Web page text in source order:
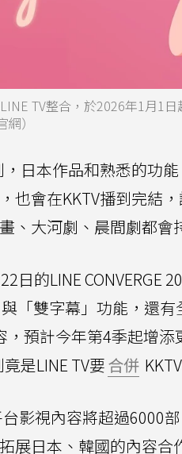
TV整合，於2026年1月1
）
日本作品和熟悉的功
會在KKTV播到完結
、大河劇、晨間劇都會
的LINE CONVERGE
「雙字幕」功能，還
預計今年第4季起增
是LINE TV要合併
影視內容將超過6000
展日本、韓國的內容